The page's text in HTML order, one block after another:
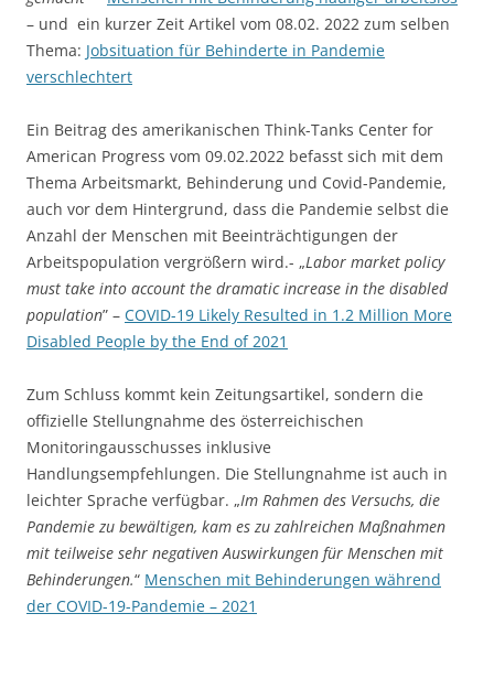
– und ein kurzer Zeit Artikel vom 08.02. 2022 zum selben
Thema: Jobsituation für Behinderte in Pandemie
verschlechtert
Ein Beitrag des amerikanischen Think-Tanks Center for
American Progress vom 09.02.2022 befasst sich mit dem
Thema Arbeitsmarkt, Behinderung und Covid-Pandemie,
auch vor dem Hintergrund, dass die Pandemie selbst die
Anzahl der Menschen mit Beeinträchtigungen der
Arbeitspopulation vergrößern wird.- „Labor market policy
must take into account the dramatic increase in the disabled
population” – COVID-19 Likely Resulted in 1.2 Million More
Disabled People by the End of 2021
Zum Schluss kommt kein Zeitungsartikel, sondern die
offizielle Stellungnahme des österreichischen
Monitoringausschusses inklusive
Handlungsempfehlungen. Die Stellungnahme ist auch in
leichter Sprache verfügbar. „Im Rahmen des Versuchs, die
Pandemie zu bewältigen, kam es zu zahlreichen Maßnahmen
mit teilweise sehr negativen Auswirkungen für Menschen mit
Behinderungen.“ Menschen mit Behinderungen während
der COVID-19-Pandemie – 2021